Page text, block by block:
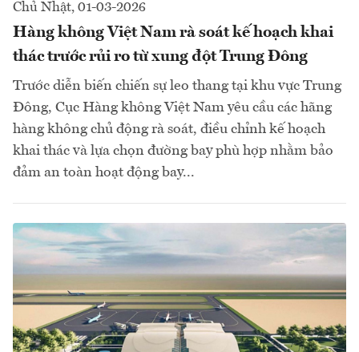
Chủ Nhật, 01-03-2026
Hàng không Việt Nam rà soát kế hoạch khai
thác trước rủi ro từ xung đột Trung Đông
Trước diễn biến chiến sự leo thang tại khu vực Trung
Đông, Cục Hàng không Việt Nam yêu cầu các hãng
hàng không chủ động rà soát, điều chỉnh kế hoạch
khai thác và lựa chọn đường bay phù hợp nhằm bảo
đảm an toàn hoạt động bay...